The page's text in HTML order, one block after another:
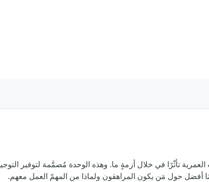
تأثّرًا في خلال أزمةٍ ما. وهذه الوحدة مُصمَّمة لتوفير
أفضل حول مَن يكون المراهقون ولماذا من المهمّ العمل معهم.